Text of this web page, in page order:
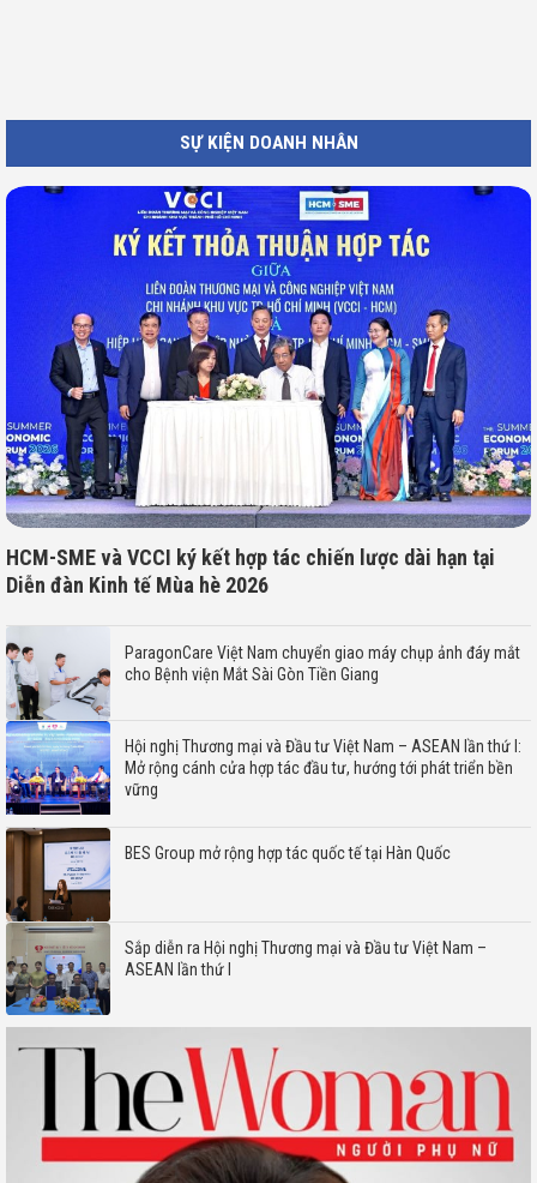
SỰ KIỆN DOANH NHÂN
HCM-SME và VCCI ký kết hợp tác chiến lược dài hạn tại
Diễn đàn Kinh tế Mùa hè 2026
ParagonCare Việt Nam chuyển giao máy chụp ảnh đáy mắt
cho Bệnh viện Mắt Sài Gòn Tiền Giang
Hội nghị Thương mại và Đầu tư Việt Nam – ASEAN lần thứ I:
Mở rộng cánh cửa hợp tác đầu tư, hướng tới phát triển bền
vững
BES Group mở rộng hợp tác quốc tế tại Hàn Quốc
Sắp diễn ra Hội nghị Thương mại và Đầu tư Việt Nam –
ASEAN lần thứ I